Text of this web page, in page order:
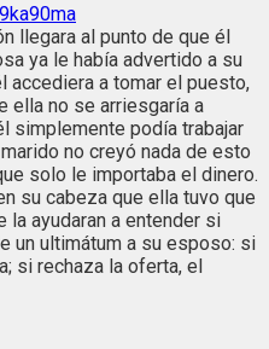
llegara al punto de que él
ya le había advertido a su
accediera a tomar el puesto,
ella no se arriesgaría a
simplemente podía trabajar
no creyó nada de esto
solo le importaba el dinero.
su cabeza que ella tuvo que
la ayudaran a entender si
un ultimátum a su esposo: si
si rechaza la oferta, el